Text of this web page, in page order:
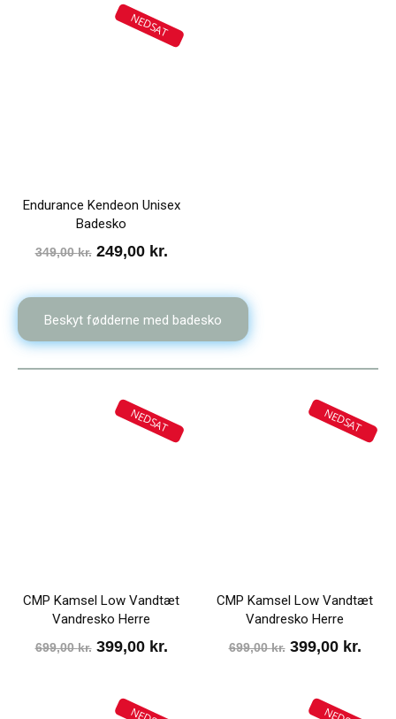
NEDSAT
Endurance Kendeon Unisex
Badesko
349,00kr. Den
pris
var:
349,00 kr..
249,00 kr.Den
pris
er:
249,00 kr..
Beskyt fødderne med badesko
NEDSAT
CMP Kamsel Low Vandtæt
Vandresko Herre
699,00kr. Den
pris
399,00 kr.Den
NEDSAT
CMP Kamsel Low Vandtæt
Vandresko Herre
699,00kr. Den
pris
399,00 kr.Den